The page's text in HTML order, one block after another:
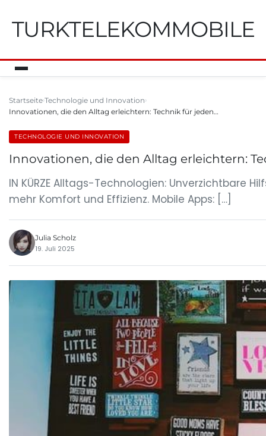
TURKTELEKOMMOBILE
Startseite Technologie und Innovation
Innovationen, die den Alltag erleichtern: Technik für jeden…
TECHNOLOGIE UND INNOVATION
Innovationen, die den Alltag erleichtern:
IN KÜRZE Alltags-Technologien: Unverzichtbare
mehr Komfort und Effizienz. Mobile Apps: […]
Julia Scholz
19. Juli 2025